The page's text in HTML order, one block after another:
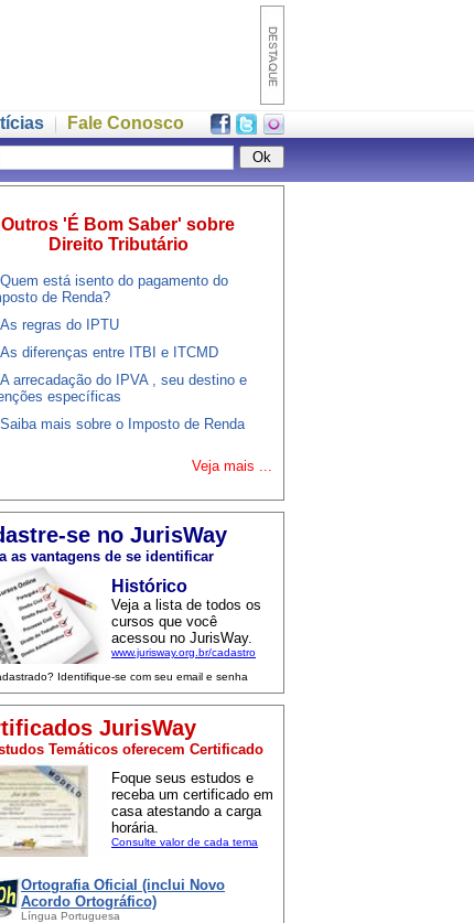
Fale Conosco
Outros 'É Bom Saber' sobre
Direito Tributário
Quem está isento do pagamento do
de Renda?
As regras do IPTU
As diferenças entre ITBI e ITCMD
A arrecadação do IPVA , seu destino e
específicas
Saiba mais sobre o Imposto de Renda
Veja mais ...
se no JurisWay
as vantagens de se identificar
Histórico
Veja a lista de todos os
cursos que você
acessou no JurisWay.
www.jurisway.org.br/cadastro
Identifique-se com seu email e senha
JurisWay
Temáticos oferecem Certificado
Foque seus estudos e
receba um certificado em
casa atestando a carga
horária.
Consulte valor de cada tema
Ortografia Oficial (inclui Novo
Acordo Ortográfico)
Língua Portuguesa